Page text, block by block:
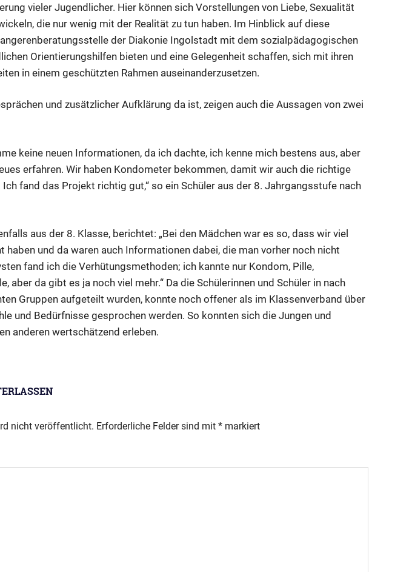
vieler Jugendlicher. Hier können sich Vorstellungen von Liebe, Sexualität
die nur wenig mit der Realität zu tun haben. Im Hinblick auf diese
der Diakonie Ingolstadt mit dem sozialpädagogischen
Orientierungshilfen bieten und eine Gelegenheit schaffen, sich mit ihren
in einem geschützten Rahmen auseinanderzusetzen.
und zusätzlicher Aufklärung da ist, zeigen auch die Aussagen von zwei
keine neuen Informationen, da ich dachte, ich kenne mich bestens aus, aber
erfahren. Wir haben Kondometer bekommen, damit wir auch die richtige
fand das Projekt richtig gut,“ so ein Schüler aus der 8. Jahrgangsstufe nach
aus der 8. Klasse, berichtet: „Bei den Mädchen war es so, dass wir viel
haben und da waren auch Informationen dabei, die man vorher noch nicht
fand ich die Verhütungsmethoden; ich kannte nur Kondom, Pille,
aber da gibt es ja noch viel mehr.“ Da die Schülerinnen und Schüler in nach
Gruppen aufgeteilt wurden, konnte noch offener als im Klassenverband über
und Bedürfnisse gesprochen werden. So konnten sich die Jungen und
anderen wertschätzend erleben.
nicht veröffentlicht. Erforderliche Felder sind mit * markiert